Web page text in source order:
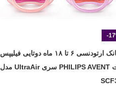
-
پستانک ارتودنسی ۶ تا ۱۸ ماه دوتایی فیلیپس
اونت PHILIPS AVENT سری UltraAir مدل